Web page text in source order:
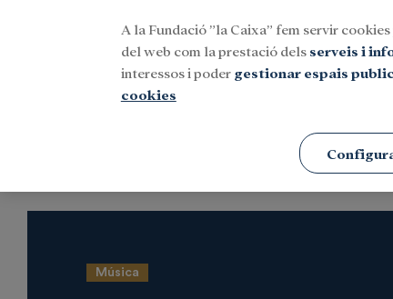
Música
A la Fundació ”la Caixa” fem servir
del web com la prestació dels serveis i
interessos i poder gestionar espais
cookies